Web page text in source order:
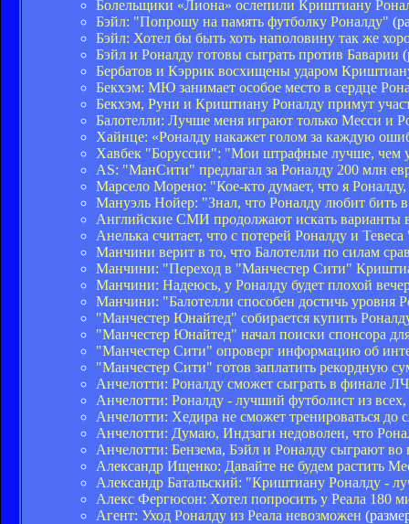
Болельщики «Лиона» ослепили Криштиану
Бэйл: "Попрошу на память футболку Роналду"
Бэйл: Хотел бы быть хоть наполовину так же
Бэйл и Роналду готовы сыграть против Баварии
Бербатов и Кэррик восхищены ударом
Бекхэм: МЮ занимает особое место в сердце
Бекхэм, Руни и Криштиану Роналду примут
Балотелли: Лучше меня играют только Месси и
Хайнце: «Роналду накажет голом за каждую
Хавбек "Боруссии": "Мои штрафные лучше, чем
AS: "МанСити" предлагал за Роналду 200 млн
Марсело Морено: "Кое-кто думает, что я Роналду,
Мануэль Нойер: "Знал, что Роналду любит бить
Английские СМИ продолжают искать
Анелька считает, что с потерей Роналду и
Манчини верит в то, что Балотелли по силам
Манчини: "Переход в "Манчестер Сити"
Манчини: Надеюсь, у Роналду будет плохой
Манчини: "Балотелли способен достичь уровня
"Манчестер Юнайтед" собирается купить
"Манчестер Юнайтед" начал поиски спонсора
"Манчестер Сити" опроверг информацию об
"Манчестер Сити" готов заплатить рекордную
Анчелотти: Роналду сможет сыграть в финале ЛЧ
Анчелотти: Роналду - лучший футболист из всех,
Анчелотти: Хедира не сможет тренироваться
Анчелотти: Думаю, Индзаги недоволен, что
Анчелотти: Бензема, Бэйл и Роналду сыграют во
Александр Ищенко: Давайте не будем растить
Александр Батальский: "Криштиану Роналду -
Алекс Фергюсон: Хотел попросить у Реала 180
Агент: Уход Роналду из Реала невозможен